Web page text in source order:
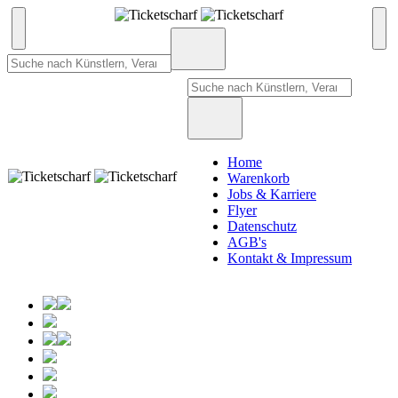
Home
Warenkorb
Jobs & Karriere
Flyer
Datenschutz
AGB's
Kontakt & Impressum